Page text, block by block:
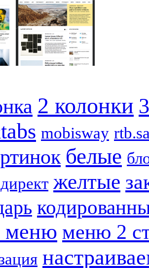
2 колонки
mobisway
белые
директ желтые
меню меню 2